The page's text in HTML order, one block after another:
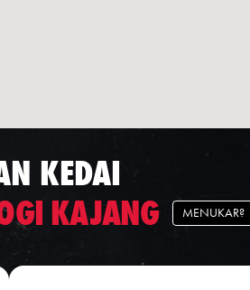
KEDAI
KAJANG MENUKAR?